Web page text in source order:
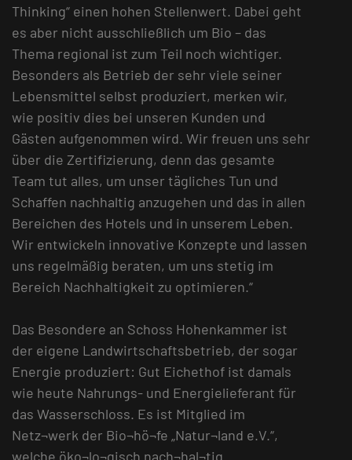
Thinking“ einen hohen Stellenwert. Dabei geht
es aber nicht ausschließlich um Bio – das
Thema regional ist zum Teil noch wichtiger.
Besonders als Betrieb der sehr viele seiner
Lebensmittel selbst produziert, merken wir,
wie positiv dies bei unseren Kunden und
Gästen aufgenommen wird. Wir freuen uns sehr
über die Zertifizierung, denn das gesamte
Team tut alles, um unser tägliches Tun und
Schaffen nachhaltig anzugehen und das in allen
Bereichen des Hotels und in unserem Leben.
Wir entwickeln innovative Konzepte und lassen
uns regelmäßig beraten, um uns stetig im
Bereich Nachhaltigkeit zu optimieren.“
Das Besondere an Schoss Hohenkammer ist
der eigene Landwirtschaftsbetrieb, der sogar
Energie produziert: Gut Eichethof ist damals
wie heute Nahrungs- und Energielieferant für
das Wasserschloss. Es ist Mitglied im
Netz¬werk der Bio¬hö¬fe „Natur¬land e.V.“,
welche öko¬lo¬gisch nach¬hal¬tig